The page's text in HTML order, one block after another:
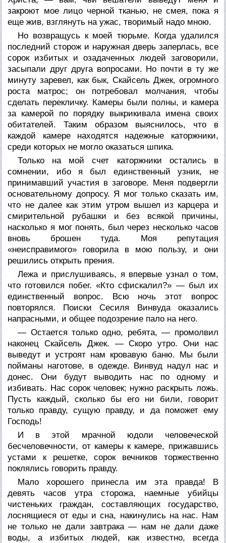
закроют мое лицо черной тканью, не смея, пока я
еще жив, взглянуть на ужас, творимый надо мною.
Но возвращусь к моей тюрьме. Когда удалился
последний сторож и наружная дверь заперлась, все
сорок избитых и озадаченных людей заговорили,
засыпали друг друга вопросами. Но почти в ту же
минуту заревел, как бык, Скайсель Джек, огромного
роста матрос; он потребовал молчания, чтобы
сделать перекличку. Камеры были полны, и камера
за камерой по порядку выкрикивала имена своих
обитателей. Таким образом выяснилось, что в
каждой камере находятся надежные каторжники,
среди которых не могло оказаться шпика.
Только на мой счет каторжники остались в
сомнении, ибо я был единственный узник, не
принимавший участия в заговоре. Меня подвергли
основательному допросу. Я мог только сказать им,
что не далее как этим утром вышел из карцера и
смирительной рубашки и без всякой причины,
насколько я мог понять, был через несколько часов
вновь брошен туда. Моя репутация
«неисправимого» говорила в мою пользу, и они
решились открыть прения.
Лежа и прислушиваясь, я впервые узнал о том,
что готовился побег. «Кто сфискалил?» — был их
единственный вопрос. Всю ночь этот вопрос
повторялся. Поиски Сесиля Винвуда оказались
напрасными, и общее подозрение пало на него.
— Остается только одно, ребята, — промолвил
наконец Скайсель Джек. — Скоро утро. Они нас
выведут и устроят нам кровавую баню. Мы были
пойманы наготове, в одежде. Винвуд надул нас и
донес. Они будут выводить нас по одному и
избивать. Нас сорок человек; нужно раскрыть ложь.
Пусть каждый, сколько бы его ни били, говорит
только правду, сущую правду, и да поможет ему
Господь!
И в этой мрачной юдоли человеческой
бесчеловечности, от камеры к камере, прижавшись
устами к решетке, сорок вечников торжественно
поклялись говорить правду.
Мало хорошего принесла им эта правда! В
девять часов утра сторожа, наемные убийцы
чистеньких граждан, составляющих государство,
лоснящиеся от еды и сна, накинулись на нас. Нам
не только не дали завтрака — нам не дали даже
воды, а избитых людей, как известно, всегда